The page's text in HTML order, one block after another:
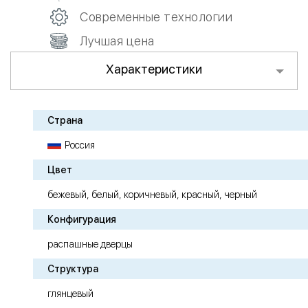
Современные технологии
Лучшая цена
Характеристики
Страна
Россия
Цвет
бежевый, белый, коричневый, красный, черный
Конфигурация
распашные дверцы
Структура
глянцевый